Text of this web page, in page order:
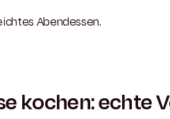
Abendessen.
kochen: echte